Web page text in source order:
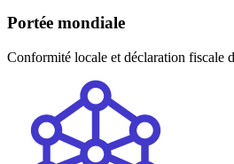
Portée mondiale
Conformité locale et déclaration fiscale